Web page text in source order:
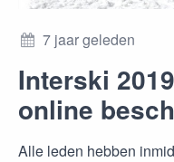
7 jaar geleden
Interski
online
Alle leden hebben